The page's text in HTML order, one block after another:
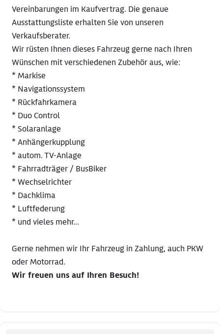
Vereinbarungen im Kaufvertrag. Die genaue
Ausstattungsliste erhalten Sie von unseren
Verkaufsberater.
Wir rüsten Ihnen dieses Fahrzeug gerne nach Ihren
Wünschen mit verschiedenen Zubehör aus, wie:
* Markise
* Navigationssystem
* Rückfahrkamera
* Duo Control
* Solaranlage
* Anhängerkupplung
* autom. TV-Anlage
* Fahrradträger / BusBiker
* Wechselrichter
* Dachklima
* Luftfederung
* und vieles mehr...
Gerne nehmen wir Ihr Fahrzeug in Zahlung, auch PKW
oder Motorrad.
Wir freuen uns auf Ihren Besuch!